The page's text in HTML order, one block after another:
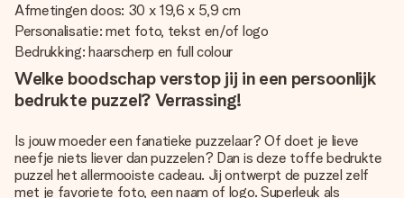
Afmetingen doos: 30 x 19,6 x 5,9 cm
Personalisatie: met foto, tekst en/of logo
Bedrukking: haarscherp en full colour
Welke boodschap verstop jij in een persoonlijk
bedrukte puzzel? Verrassing!
Is jouw moeder een fanatieke puzzelaar? Of doet je lieve
neefje niets liever dan puzzelen? Dan is deze toffe bedrukte
puzzel het allermooiste cadeau. Jij ontwerpt de puzzel zelf
met je favoriete foto, een naam of logo. Superleuk als